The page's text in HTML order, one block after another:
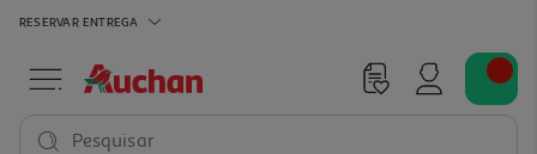
RESERVAR ENTREGA
Pesquisar